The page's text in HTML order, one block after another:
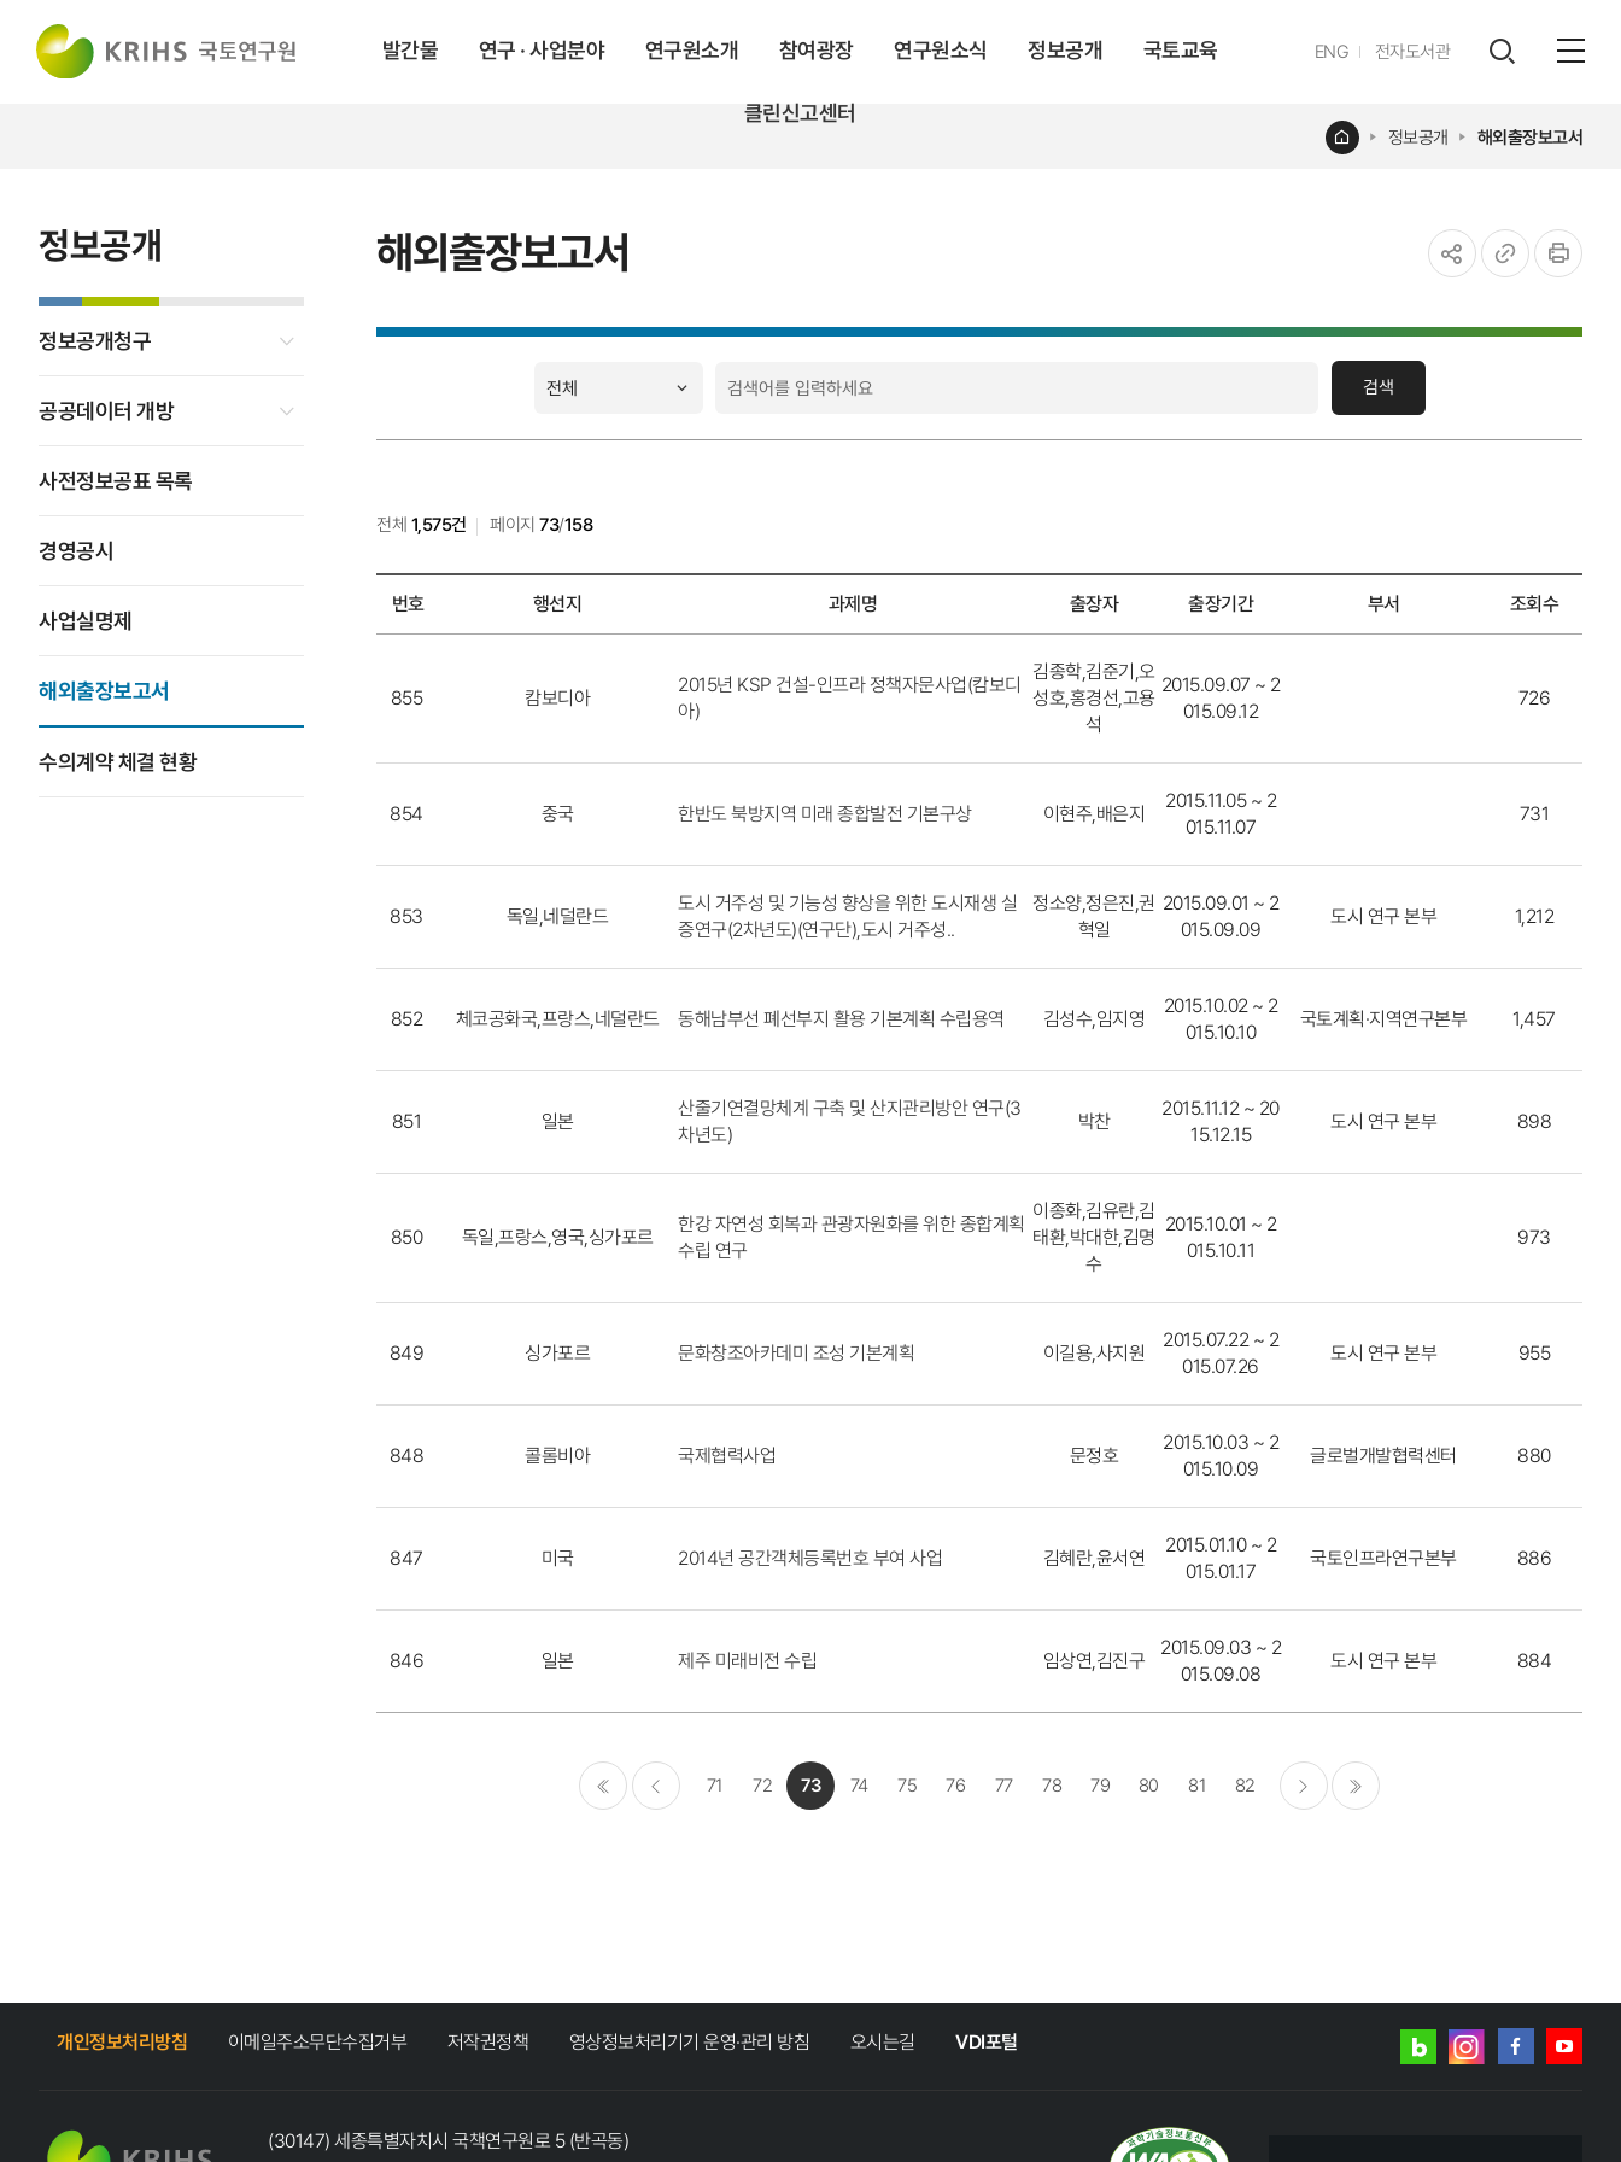
발간물 연구 · 사업분야 연구원소개 참여광장 연구원소식 정보공개 국토교육
클린신고센터
ENG영문전자도서관
레이어
해외출장보고서
홈 정보공개 해외출장보고서
정보공개
정보공개청구
공공데이터 개방
사전정보공표 목록
경영공시
사업실명제
해외출장보고서
수의계약 체결 현황
검색
전체 1,575건 페이지 73/158
행선지,
출장자,
조회수
번호 행선지 과제명 출장자 출장기간 부서 조회수
855 캄보디아
2015년 KSP 건설-인프라 정책자문사업(캄보디
아)
김종학,김준기,오
성호,홍경선,고용
석
2015.09.07 ~ 2
015.09.12
726
854 중국 한반도 북방지역 미래 종합발전 기본구상 이현주,배은지
2015.11.05 ~ 2
015.11.07
731
853 독일,네덜란드
도시 거주성 및 기능성 향상을 위한 도시재생 실
증연구(2차년도)(연구단),도시 거주성..
정소양,정은진,권
혁일
2015.09.01 ~ 2
015.09.09
도시 연구 본부 1,212
852 체코공화국,프랑스,네덜란드 동해남부선 폐선부지 활용 기본계획 수립용역 김성수,임지영
2015.10.02 ~ 2
015.10.10
국토계획·지역연구본부 1,457
851 일본
산줄기연결망체계 구축 및 산지관리방안 연구(3
차년도)
박찬
2015.11.12 ~ 20
15.12.15
도시 연구 본부 898
850 독일,프랑스,영국,싱가포르
한강 자연성 회복과 관광자원화를 위한 종합계획
수립 연구
이종화,김유란,김
태환,박대한,김명
수
2015.10.01 ~ 2
015.10.11
973
849 싱가포르 문화창조아카데미 조성 기본계획 이길용,사지원
2015.07.22 ~ 2
015.07.26
도시 연구 본부 955
848 콜롬비아 국제협력사업 문정호
2015.10.03 ~ 2
015.10.09
글로벌개발협력센터 880
847 미국 2014년 공간객체등록번호 부여 사업 김혜란,윤서연
2015.01.10 ~ 2
015.01.17
국토인프라연구본부 886
846 일본 제주 미래비전 수립 임상연,김진구
2015.09.03 ~ 2
015.09.08
도시 연구 본부 884
71 72 73 74 75 76 77 78 79 80 81 82
개인정보처리방침 이메일주소무단수집거부 저작권정책 영상정보처리기기 운영·관리 방침 오시는길 VDI포털
네이버
인스타그램
(30147) 세종특별자치시 국책연구원로 5 (반곡동)